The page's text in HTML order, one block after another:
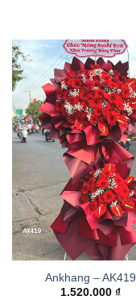
Ankhang – AK419
1.520.000 ₫